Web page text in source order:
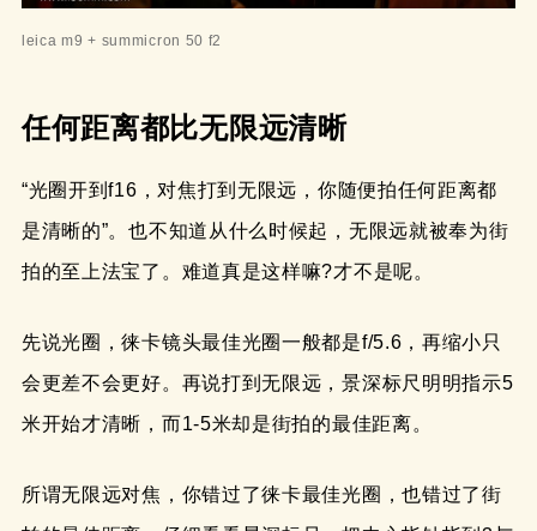
leica m9 + summicron 50 f2
任何距离都比无限远清晰
“光圈开到f16，对焦打到无限远，你随便拍任何距离都
是清晰的”。也不知道从什么时候起，无限远就被奉为街
拍的至上法宝了。难道真是这样嘛?才不是呢。
先说光圈，徕卡镜头最佳光圈一般都是f/5.6，再缩小只
会更差不会更好。再说打到无限远，景深标尺明明指示5
米开始才清晰，而1-5米却是街拍的最佳距离。
所谓无限远对焦，你错过了徕卡最佳光圈，也错过了街